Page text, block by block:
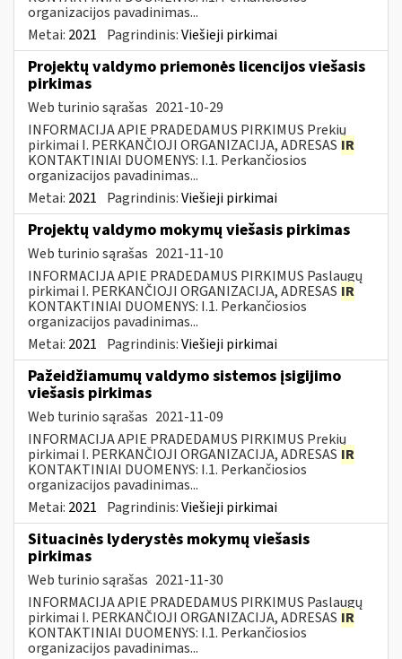
organizacijos pavadinimas...
Metai: 2021 Pagrindinis:Viešieji pirkimai
Projektų valdymo priemonės licencijos viešasis
pirkimas
Web turinio sąrašas 2021-10-29
INFORMACIJA APIE PRADEDAMUS PIRKIMUS Prekių
pirkimai I. PERKANČIOJI ORGANIZACIJA, ADRESAS IR
KONTAKTINIAI DUOMENYS: I.1. Perkančiosios
organizacijos pavadinimas...
Metai: 2021 Pagrindinis:Viešieji pirkimai
Projektų valdymo mokymų viešasis pirkimas
Web turinio sąrašas 2021-11-10
INFORMACIJA APIE PRADEDAMUS PIRKIMUS Paslaugų
pirkimai I. PERKANČIOJI ORGANIZACIJA, ADRESAS IR
KONTAKTINIAI DUOMENYS: I.1. Perkančiosios
organizacijos pavadinimas...
Metai: 2021 Pagrindinis:Viešieji pirkimai
Pažeidžiamumų valdymo sistemos įsigijimo
viešasis pirkimas
Web turinio sąrašas 2021-11-09
INFORMACIJA APIE PRADEDAMUS PIRKIMUS Prekių
pirkimai I. PERKANČIOJI ORGANIZACIJA, ADRESAS IR
KONTAKTINIAI DUOMENYS: I.1. Perkančiosios
organizacijos pavadinimas...
Metai: 2021 Pagrindinis:Viešieji pirkimai
Situacinės lyderystės mokymų viešasis
pirkimas
Web turinio sąrašas 2021-11-30
INFORMACIJA APIE PRADEDAMUS PIRKIMUS Paslaugų
pirkimai I. PERKANČIOJI ORGANIZACIJA, ADRESAS IR
KONTAKTINIAI DUOMENYS: I.1. Perkančiosios
organizacijos pavadinimas...